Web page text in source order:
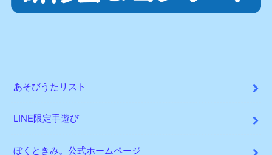
あそびうたリスト
LINE限定手遊び
ぼくときみ。公式ホームページ